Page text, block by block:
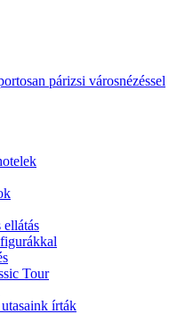
párizsi városnézéssel
ellátás
Tour
írták